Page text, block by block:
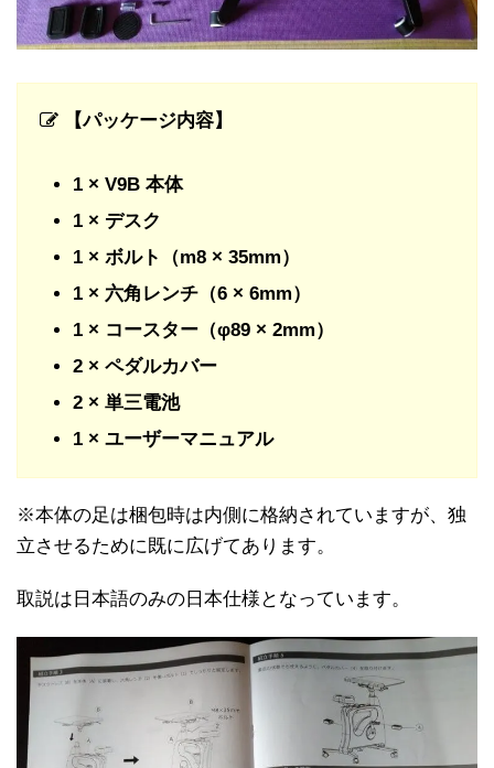
【パッケージ内容】
1 × V9B 本体
1 × デスク
1 × ボルト（m8 × 35mm）
1 × 六角レンチ（6 × 6mm）
1 × コースター（φ89 × 2mm）
2 × ペダルカバー
2 × 単三電池
1 × ユーザーマニュアル
※本体の足は梱包時は内側に格納されていますが、独
立させるために既に広げてあります。
取説は日本語のみの日本仕様となっています。